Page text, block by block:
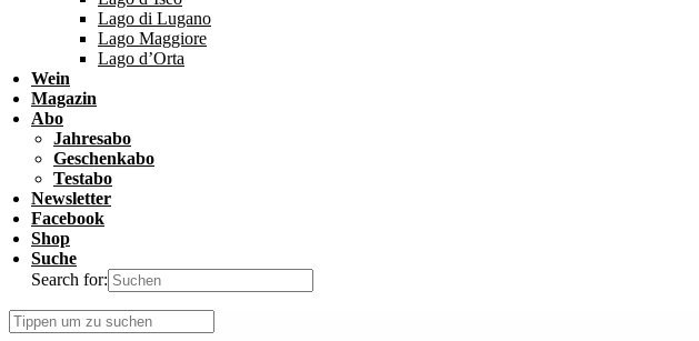
Lago di Lugano
Lago Maggiore
Lago d’Orta
Wein
Magazin
Abo
Jahresabo
Geschenkabo
Testabo
Newsletter
Facebook
Shop
Suche
Search for: